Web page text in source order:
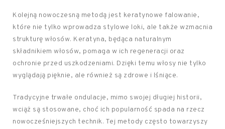
Kolejną nowoczesną metodą jest keratynowe falowanie,
które nie tylko wprowadza stylowe loki, ale także wzmacnia
strukturę włosów. Keratyna, będąca naturalnym
składnikiem włosów, pomaga w ich regeneracji oraz
ochronie przed uszkodzeniami. Dzięki temu włosy nie tylko
wyglądają pięknie, ale również są zdrowe i lśniące.
Tradycyjne trwałe ondulacje, mimo swojej długiej historii,
wciąż są stosowane, choć ich popularność spada na rzecz
nowocześniejszych technik. Tej metody często towarzyszy